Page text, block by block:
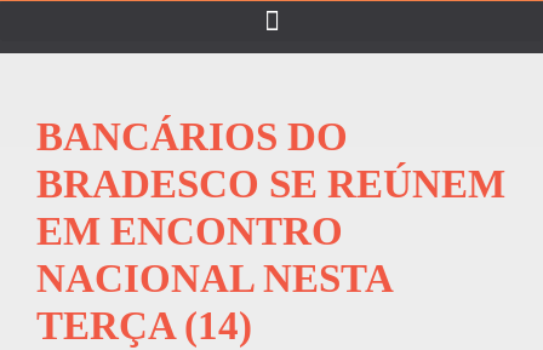
BANCÁRIOS DO
BRADESCO SE REÚNEM
EM ENCONTRO
NACIONAL NESTA
TERÇA (14)